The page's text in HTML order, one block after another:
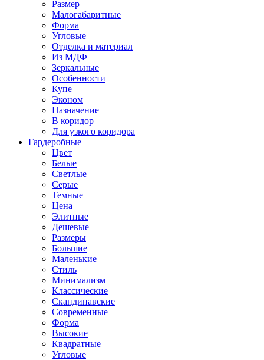
Размер
Малогабаритные
Форма
Угловые
Отделка и материал
Из МДФ
Зеркальные
Особенности
Купе
Эконом
Назначение
В коридор
Для узкого коридора
Гардеробные
Цвет
Белые
Светлые
Серые
Темные
Цена
Элитные
Дешевые
Размеры
Большие
Маленькие
Стиль
Минимализм
Классические
Скандинавские
Современные
Форма
Высокие
Квадратные
Угловые